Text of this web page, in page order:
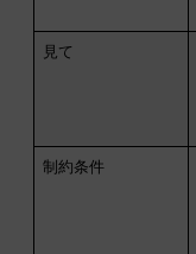
見て
制約条件